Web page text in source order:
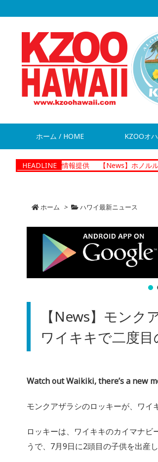
ホーム / HOME KZOOオ
HEADLINE
走 情報提供 【News】ホノルル警察 ドロー
ホーム > ハワイ最新ニュース
【News】モンク
ワイキキで二度目
Watch out Waikiki, there’s a new
モンクアザラシのロッキーが、ワイ
ロッキーは、ワイキキのカイマナビ
うで、7月9日に2頭目の子供を出産し